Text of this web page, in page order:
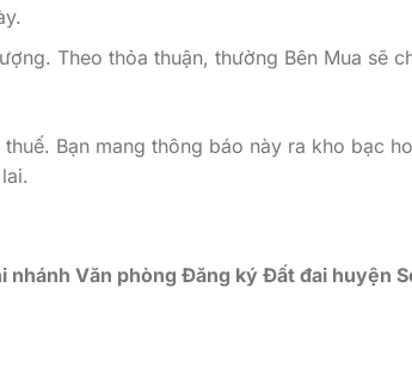
Theo thỏa thuận, thường Bên Mua sẽ
Bạn mang thông báo này ra kho bạc
nhánh Văn phòng Đăng ký Đất đai huyện